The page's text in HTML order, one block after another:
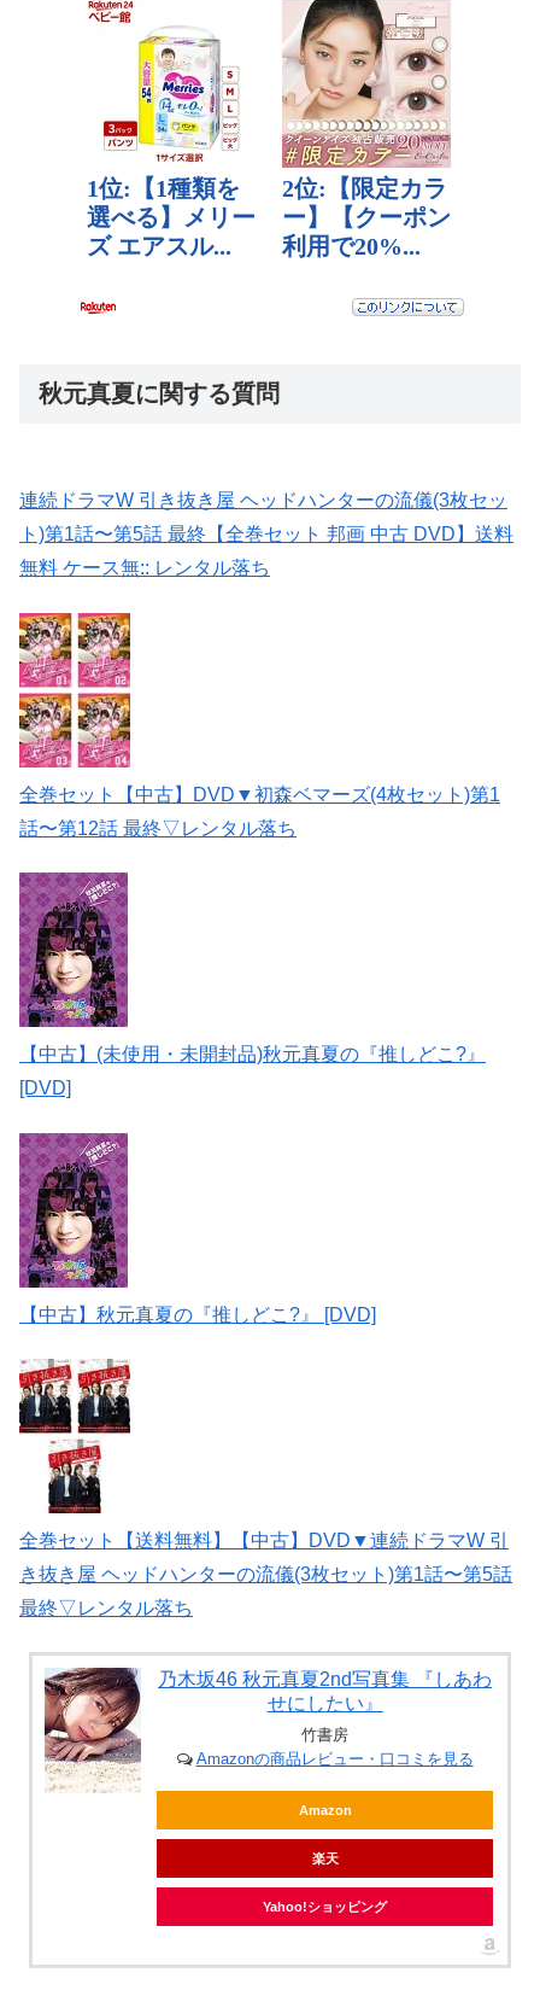
秋元真夏に関する質問
連続ドラマW 引き抜き屋 ヘッドハンターの流儀(3枚セッ
ト)第1話〜第5話 最終【全巻セット 邦画 中古 DVD】送料
無料 ケース無:: レンタル落ち
全巻セット【中古】DVD▼初森ベマーズ(4枚セット)第1
話〜第12話 最終▽レンタル落ち
【中古】(未使用・未開封品)秋元真夏の『推しどこ?』
[DVD]
【中古】秋元真夏の『推しどこ?』 [DVD]
全巻セット【送料無料】【中古】DVD▼連続ドラマW 引
き抜き屋 ヘッドハンターの流儀(3枚セット)第1話〜第5話
最終▽レンタル落ち
乃木坂46 秋元真夏2nd写真集 『しあわ
せにしたい』
竹書房
Amazonの商品レビュー・口コミを見る
Amazon
楽天
Yahoo!ショッピング